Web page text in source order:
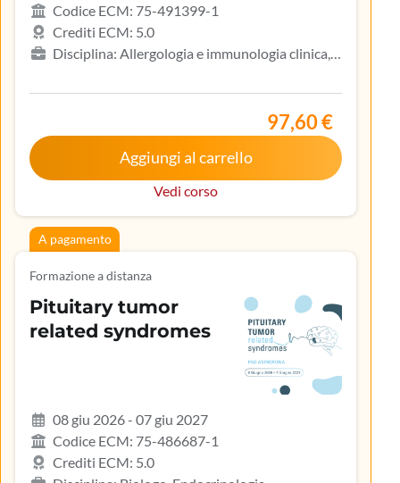
Codice ECM: 75-491399-1
Crediti ECM: 5.0
Disciplina: Allergologia e immunologia clinica,
Medicina del lavoro e sicurezza degli ambienti di
lavoro, Medicina generale (medici di famiglia)
97,60 €
Aggiungi al carrello
Vedi corso
A pagamento
Formazione a distanza
Pituitary tumor
related syndromes
08 giu 2026 - 07 giu 2027
Codice ECM: 75-486687-1
Crediti ECM: 5.0